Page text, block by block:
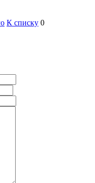
К списку 0